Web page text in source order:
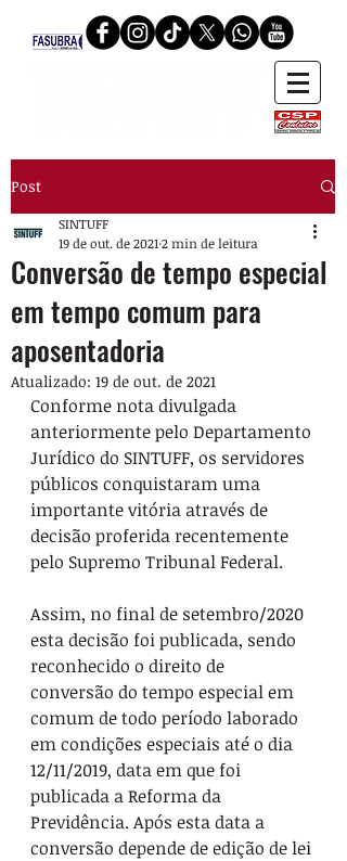
Post
Conversão de tempo especial
em tempo comum para
aposentadoria
SINTUFF
19 de out. de 2021 2 min de leitura
Atualizado: 19 de out. de 2021
Conforme nota divulgada
anteriormente pelo Departamento
Jurídico do SINTUFF, os servidores
públicos conquistaram uma
importante vitória através de
decisão proferida recentemente
pelo Supremo Tribunal Federal.
Assim, no final de setembro/2020
esta decisão foi publicada, sendo
reconhecido o direito de
conversão do tempo especial em
comum de todo período laborado
em condições especiais até o dia
12/11/2019, data em que foi
publicada a Reforma da
Previdência. Após esta data a
conversão depende de edição de lei